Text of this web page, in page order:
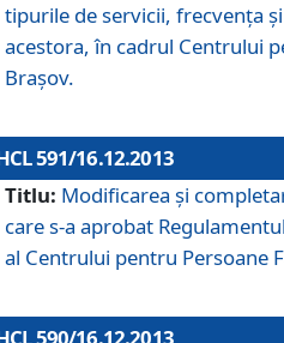
tipurile de servicii, frecvenţa
acestora, în cadrul Centrului
Braşov.
591/16.12.2013
Titlu: Modificarea şi
care s-a aprobat
al Centrului pentru Persoane